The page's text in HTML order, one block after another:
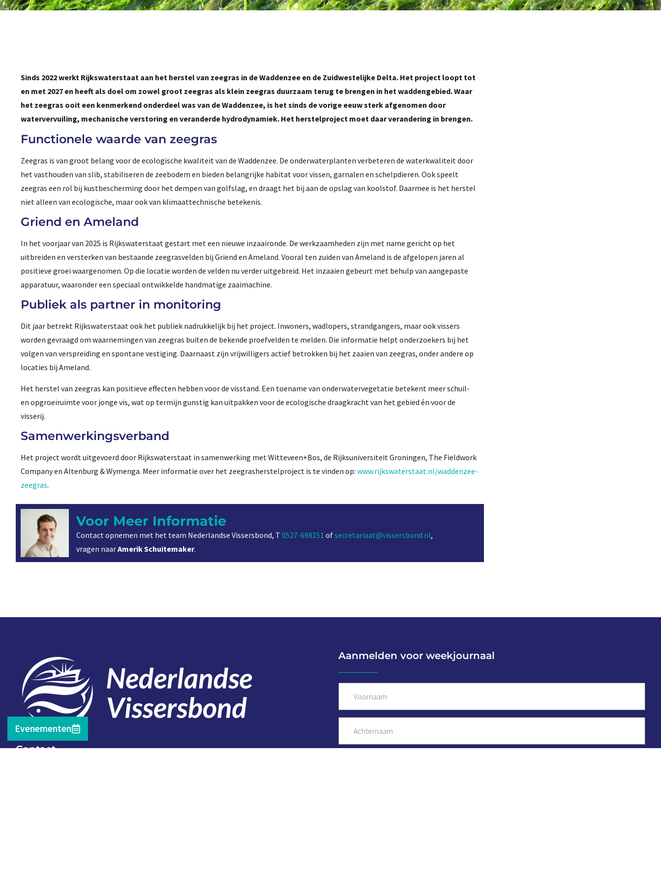
Sinds 2022 werkt Rijkswaterstaat aan het herstel van zeegras in de Waddenzee en de Zuidwestelijke Delta. Het project loopt tot
en met 2027 en heeft als doel om zowel groot zeegras als klein zeegras duurzaam terug te brengen in het waddengebied. Waar
het zeegras ooit een kenmerkend onderdeel was van de Waddenzee, is het sinds de vorige eeuw sterk afgenomen door
watervervuiling, mechanische verstoring en veranderde hydrodynamiek. Het herstelproject moet daar verandering in brengen.
Functionele waarde van zeegras
Zeegras is van groot belang voor de ecologische kwaliteit van de Waddenzee. De onderwaterplanten verbeteren de waterkwaliteit door
het vasthouden van slib, stabiliseren de zeebodem en bieden belangrijke habitat voor vissen, garnalen en schelpdieren. Ook speelt
zeegras een rol bij kustbescherming door het dempen van golfslag, en draagt het bij aan de opslag van koolstof. Daarmee is het herstel
niet alleen van ecologische, maar ook van klimaattechnische betekenis.
Griend en Ameland
In het voorjaar van 2025 is Rijkswaterstaat gestart met een nieuwe inzaaironde. De werkzaamheden zijn met name gericht op het
uitbreiden en versterken van bestaande zeegrasvelden bij Griend en Ameland. Vooral ten zuiden van Ameland is de afgelopen jaren al
positieve groei waargenomen. Op die locatie worden de velden nu verder uitgebreid. Het inzaaien gebeurt met behulp van aangepaste
apparatuur, waaronder een speciaal ontwikkelde handmatige zaaimachine.
Publiek als partner in monitoring
Dit jaar betrekt Rijkswaterstaat ook het publiek nadrukkelijk bij het project. Inwoners, wadlopers, strandgangers, maar ook vissers
worden gevraagd om waarnemingen van zeegras buiten de bekende proefvelden te melden. Die informatie helpt onderzoekers bij het
volgen van verspreiding en spontane vestiging. Daarnaast zijn vrijwilligers actief betrokken bij het zaaien van zeegras, onder andere op
locaties bij Ameland.
Het herstel van zeegras kan positieve effecten hebben voor de visstand. Een toename van onderwatervegetatie betekent meer schuil-
en opgroeiruimte voor jonge vis, wat op termijn gunstig kan uitpakken voor de ecologische draagkracht van het gebied én voor de
visserij.
Samenwerkingsverband
Het project wordt uitgevoerd door Rijkswaterstaat in samenwerking met Witteveen+Bos, de Rijksuniversiteit Groningen, The Fieldwork
Company en Altenburg & Wymenga. Meer informatie over het zeegrasherstelproject is te vinden op: www.rijkswaterstaat.nl/waddenzee-
zeegras.
Voor Meer Informatie
Contact opnemen met het team Nederlandse Vissersbond, T0527-698151 ofsecretariaat@vissersbond.nl,
vragen naarAmerik Schuitemaker.
Contact
Evenementen
Aanmelden voor weekjournaal